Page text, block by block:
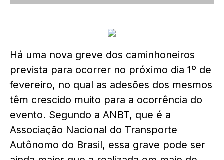
Há uma nova greve dos caminhoneiros
prevista para ocorrer no próximo dia 1º de
fevereiro, no qual as adesões dos mesmos
têm crescido muito para a ocorrência do
evento. Segundo a ANBT, que é a
Associação Nacional do Transporte
Autônomo do Brasil, essa grave pode ser